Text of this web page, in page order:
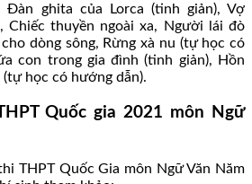
Đàn ghita của Lorca (tinh giản), Vợ
Chiếc thuyền ngoài xa, Người lái đò
dòng sông, Rừng xà nu (tự học có
con trong gia đình (tinh giản), Hồn
học có hướng dẫn).
Quốc gia 2021 môn Ngữ
THPT Quốc Gia môn Ngữ Văn Năm